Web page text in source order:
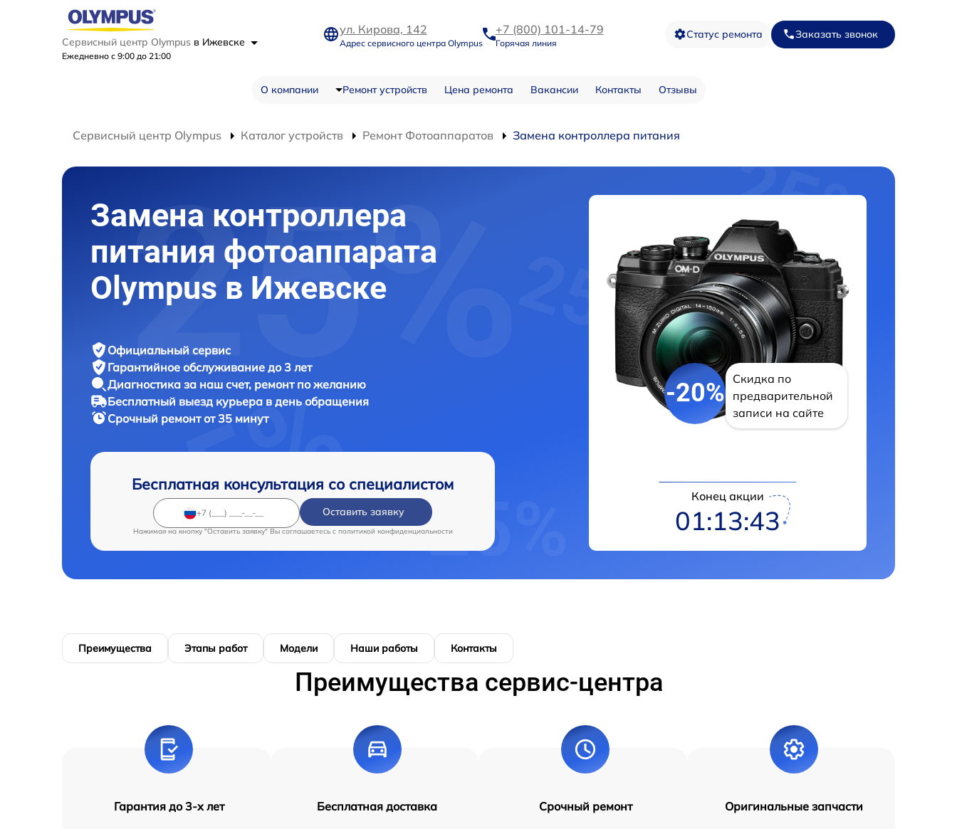
Сервисный центр Olympus в Ижевске
Ежедневно с 9:00 до 21:00
ул. Кирова, 142
Адрес сервисного центра Olympus
+7 (800) 101-14-79
Горячая линия
Статус ремонта Заказать звонок
О компании Ремонт устройств Цена ремонта Вакансии Контакты Отзывы
Сервисный центр Olympus Каталог устройств Ремонт Фотоаппаратов Замена контроллера питания
Замена контроллера
питания фотоаппарата
Olympus в Ижевске
Официальный сервис
Гарантийное обслуживание до 3 лет
Диагностика за наш счет, ремонт по желанию
Бесплатный выезд курьера в день обращения
Срочный ремонтот 35 минут
Бесплатная консультация со специалистом
Оставить заявку
Нажимая на кнопку "Оставить заявку" Вы соглашаетесь c политикой конфиденциальности
-20%
Скидка по
предварительной
записи на сайте
Конец акции
01:13:42
Преимущества Этапы работ Модели Наши работы Контакты
Преимущества сервис-центра
Гарантия до 3-х лет Бесплатная доставка Срочный ремонт Оригинальные запчасти